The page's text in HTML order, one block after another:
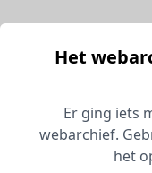
Het
Er ging iets
webarchief.
het